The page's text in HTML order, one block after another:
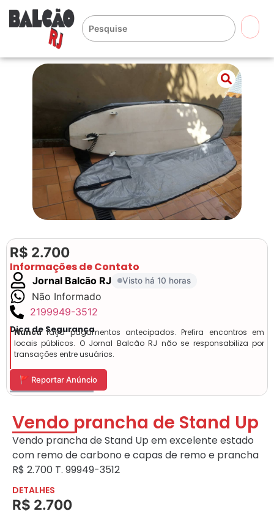
R$ 2.700
Informações de Contato
Jornal Balcão RJ Visto há 10 horas
Não Informado
2199949-3512
Dica de Segurança
Nuncafaça pagamentos antecipados. Prefira encontros em
locais públicos. O Jornal Balcão RJ não se responsabiliza por
transações entre usuários.
🚩 Reportar Anúncio
Vendo prancha de Stand Up
Vendo prancha de Stand Up em excelente estado
com remo de carbono e capas de remo e prancha
R$ 2.700 T. 99949-3512
DETALHES
R$ 2.700